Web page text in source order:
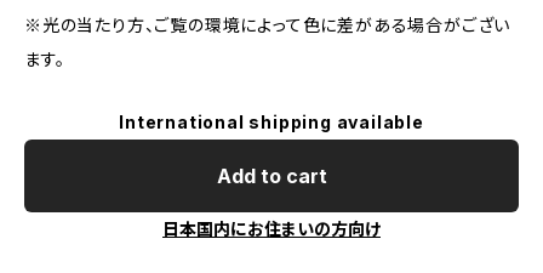
※光の当たり方、ご覧の環境によって色に差がある場合がござい
ます。
International shipping available
Add to cart
日本国内にお住まいの方向け